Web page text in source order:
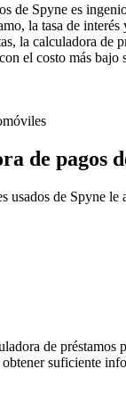
​​de Spyne es
la tasa de
la calculadora de
el costo más bajo
de pagos
usados ​​de Spyne
de préstamos
suficiente